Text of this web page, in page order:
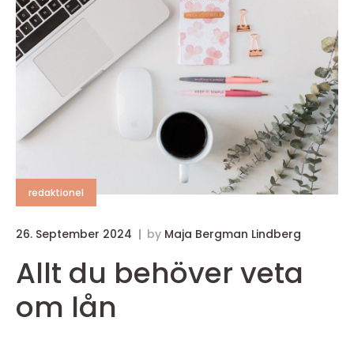
redaktionel
26. September 2024 by Maja Bergman Lindberg
Allt du behöver veta
om lån